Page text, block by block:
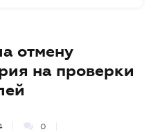
отмену
на проверки
0